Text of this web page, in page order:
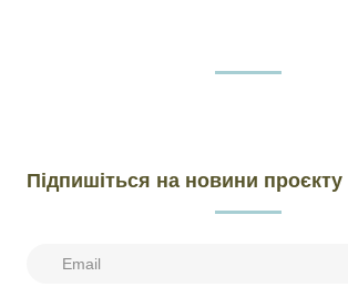
Підпишіться на новини проєкту